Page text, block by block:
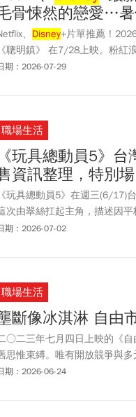
骨悚然的戀愛…
、 Disney+片單推薦！
《聰明鎮》 在7/28上映。粉紅
7強勢回歸。上線後截至7月第
期：2026-07-29
職場生活
《玩具總動員5》
資訊整理，特別
《玩具總動員5》在週三(6/17)
次由翠絲扛起主角，描述因
的劇情，首映就獲得好評！
期：2026-07-02
職場生活
斷像冰淇淋 自由
○二三年七月四日上映的《自
思惟束縛。唯有開放競爭與
。
期：2026-06-24